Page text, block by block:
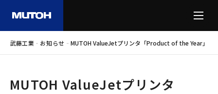
武藤工業 - お知らせ - MUTOH ValueJetプリンタ「Product of the Year」の
MUTOH ValueJetプリンタ